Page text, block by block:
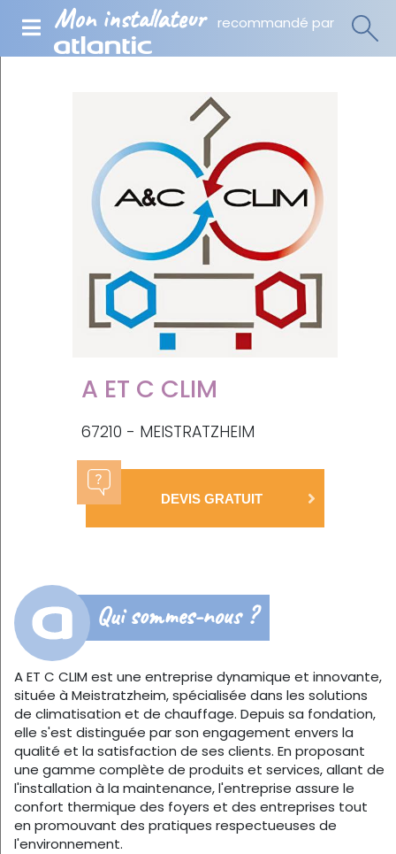
Mon installateur recommandé par
A ET C CLIM
67210 - MEISTRATZHEIM
DEVIS GRATUIT
Qui sommes-nous ?
A ET C CLIM est une entreprise dynamique et innovante,
située à Meistratzheim, spécialisée dans les solutions
de climatisation et de chauffage. Depuis sa fondation,
elle s'est distinguée par son engagement envers la
qualité et la satisfaction de ses clients. En proposant
une gamme complète de produits et services, allant de
l'installation à la maintenance, l'entreprise assure le
confort thermique des foyers et des entreprises tout
en promouvant des pratiques respectueuses de
l'environnement.